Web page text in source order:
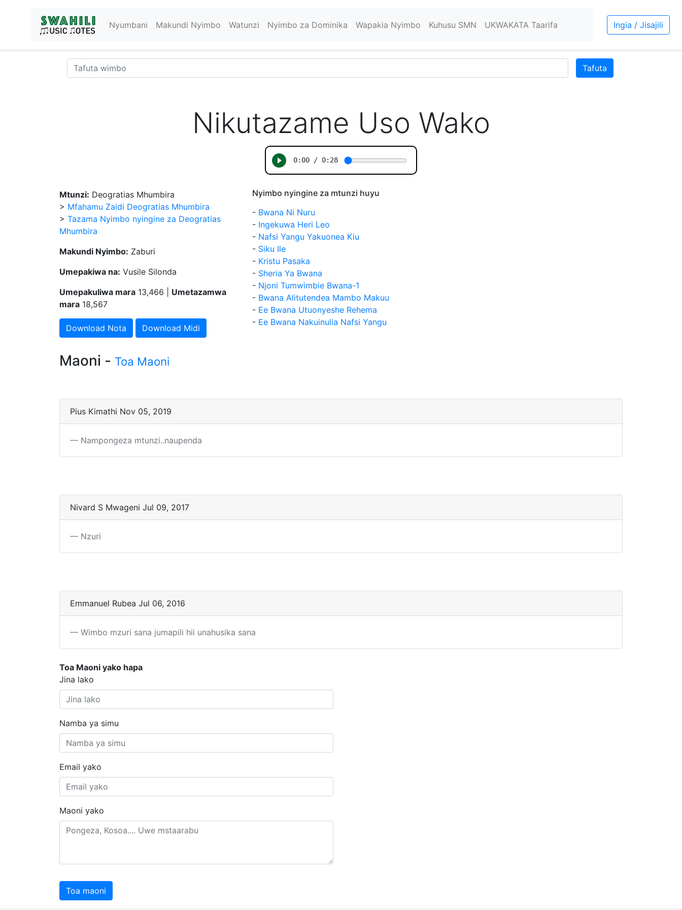
Nyumbani Makundi Nyimbo Watunzi Nyimbo za Dominika Wapakia Nyimbo Kuhusu SMN UKWAKATA Taarifa Ingia / Jisajili
Tafuta
Nikutazame Uso Wako
Mtunzi: Deogratias Mhumbira
> Mfahamu Zaidi Deogratias Mhumbira
> Tazama Nyimbo nyingine za Deogratias
Mhumbira
Makundi Nyimbo: Zaburi
Umepakiwa na: Vusile Silonda
Umepakuliwa mara 13,466 | Umetazamwa
mara 18,567
Download Nota Download Midi
Nyimbo nyingine za mtunzi huyu
- Bwana Ni Nuru
- Ingekuwa Heri Leo
- Nafsi Yangu Yakuonea Kiu
- Siku Ile
- Kristu Pasaka
- Sheria Ya Bwana
- Njoni Tumwimbie Bwana-1
- Bwana Alitutendea Mambo Makuu
- Ee Bwana Utuonyeshe Rehema
- Ee Bwana Nakuinulia Nafsi Yangu
Maoni - Toa Maoni
Pius Kimathi Nov 05, 2019
Nampongeza mtunzi..naupenda
Nivard S Mwageni Jul 09, 2017
Nzuri
Emmanuel Rubea Jul 06, 2016
Wimbo mzuri sana jumapili hii unahusika sana
Toa Maoni yako hapa
Jina lako
Namba ya simu
Email yako
Maoni yako
Toa maoni